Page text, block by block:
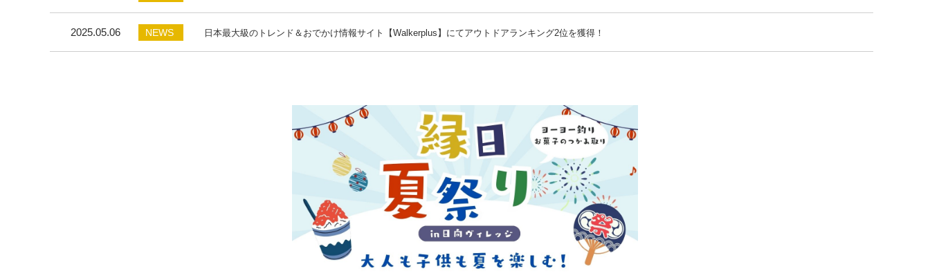
2025.05.06 NEWS 日本最大級のトレンド＆おでかけ情報サイト【Walkerplus】にてアウトドアランキング2位を獲得！